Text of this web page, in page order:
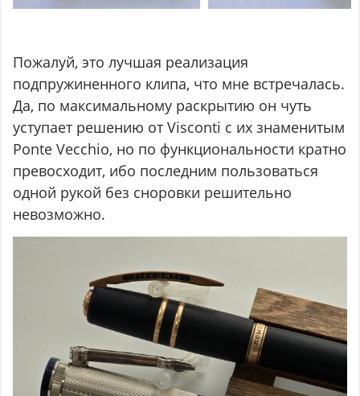
Пожалуй, это лучшая реализация
подпружиненного клипа, что мне встречалась.
Да, по максимальному раскрытию он чуть
уступает решению от Visconti с их знаменитым
Ponte Vecchio, но по функциональности кратно
превосходит, ибо последним пользоваться
одной рукой без сноровки решительно
невозможно.